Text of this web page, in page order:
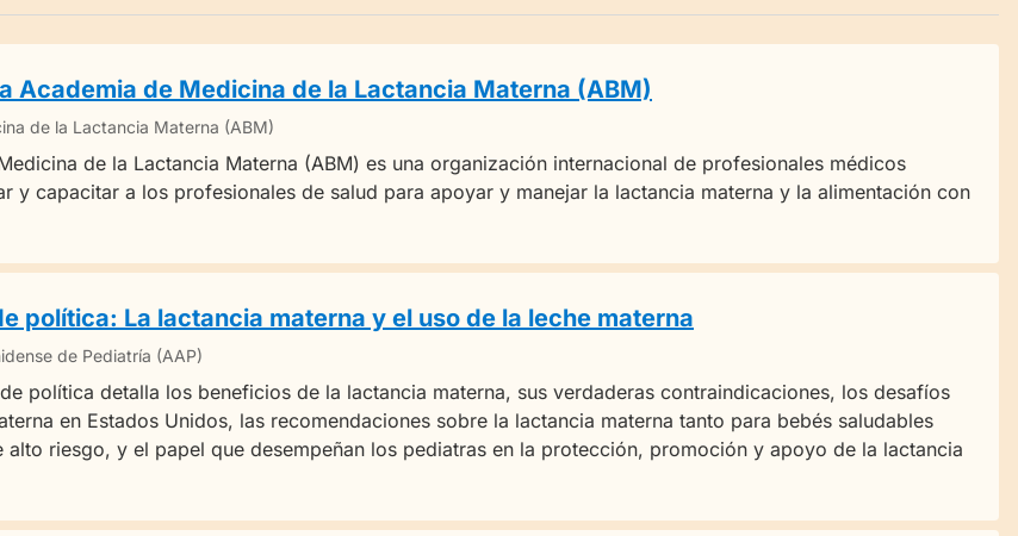
Academia de Medicina de la Lactancia Materna (ABM)
de la Lactancia Materna (ABM)
de la Lactancia Materna (ABM) es una organización internacional de profesionales médicos
y capacitar a los profesionales de salud para apoyar y manejar la lactancia materna y la alimentación con
política: La lactancia materna y el uso de la leche materna
de Pediatría (AAP)
política detalla los beneficios de la lactancia materna, sus verdaderas contraindicaciones, los desafíos
en Estados Unidos, las recomendaciones sobre la lactancia materna tanto para bebés saludables
alto riesgo, y el papel que desempeñan los pediatras en la protección, promoción y apoyo de la lactancia